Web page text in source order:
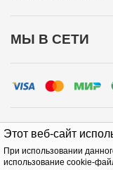
Этот веб-сайт
При использовании
использование cookie-
МЫ В СЕТИ